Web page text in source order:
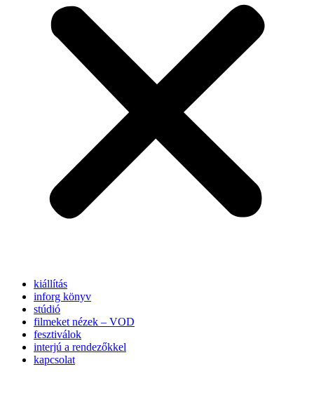
kiállítás
inforg könyv
stúdió
filmeket nézek – VOD
fesztiválok
interjú a rendezőkkel
kapcsolat